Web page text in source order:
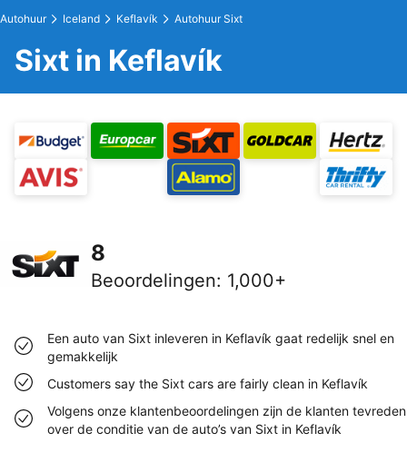
Autohuur Iceland Keflavík Autohuur Sixt
Sixt in Keflavík
8
Beoordelingen: 1,000+
Een auto van Sixt inleveren in Keflavík gaat redelijk snel en
gemakkelijk
Customers say the Sixt cars are fairly clean in Keflavík
Volgens onze klantenbeoordelingen zijn de klanten tevreden
over de conditie van de auto’s van Sixt in Keflavík